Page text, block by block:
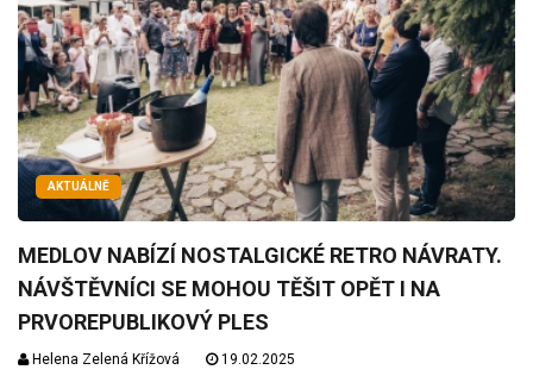
AKTUÁLNĚ
MEDLOV NABÍZÍ NOSTALGICKÉ RETRO NÁVRATY.
NÁVŠTĚVNÍCI SE MOHOU TĚŠIT OPĚT I NA
PRVOREPUBLIKOVÝ PLES
Helena Zelená Křížová 19.02.2025